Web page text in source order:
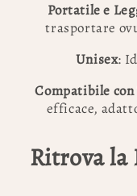
Portatile e
trasportare
Unisex:
Compatibile
efficace,
Ritrova la